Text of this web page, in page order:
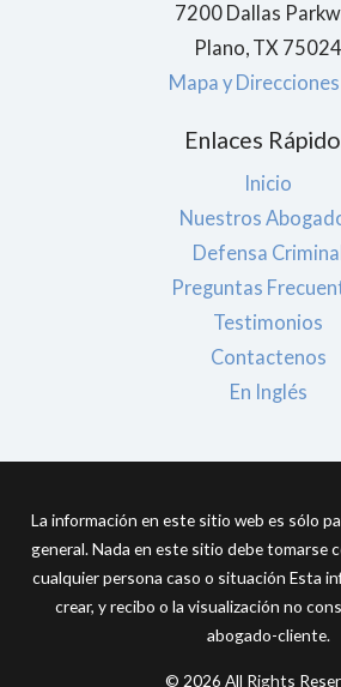
7200 Dallas
Plano, TX 75024
Mapa y
Enlaces
Inicio
Nuestros
Defensa
Preguntas
Testimonios
Contactenos
En Inglés
La información en este sitio web es sólo
general. Nada en este sitio debe tomarse
cualquier persona caso o situación Esta
crear, y recibo o la visualización no
abogado-cliente.
© 2026 All Rights